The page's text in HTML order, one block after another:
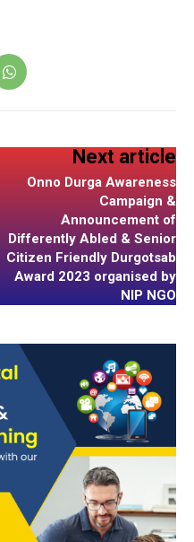
Next article
Onno Durga Awareness
Campaign &
Announcement of
Differently Abled & Senior
Citizen Friendly Durgotsab
Award 2023 organised by
NIP NGO